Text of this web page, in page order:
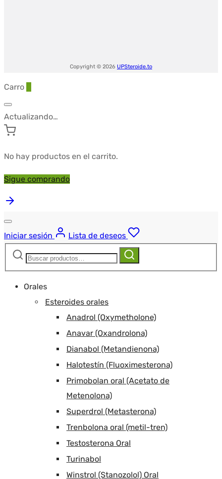
Copyright © 2026 UPSteroide.to
Carro
Actualizando…
No hay productos en el carrito.
Sigue comprando
Iniciar sesión
Lista de deseos
Buscar:
Buscar
Orales
Esteroides orales
Anadrol (Oxymetholone)
Anavar (Oxandrolona)
Dianabol (Metandienona)
Halotestín (Fluoximesterona)
Primobolan oral (Acetato de
Metenolona)
Superdrol (Metasterona)
Trenbolona oral (metil-tren)
Testosterona Oral
Turinabol
Winstrol (Stanozolol) Oral